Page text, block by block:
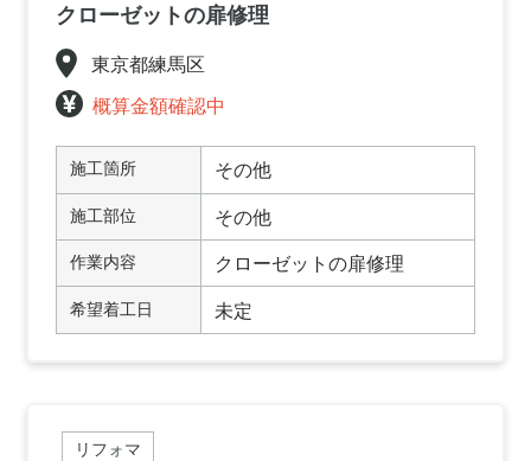
クローゼットの扉修理
東京都練馬区
概算金額確認中
施工箇所 その他
施工部位 その他
作業内容 クローゼットの扉修理
希望着工日 未定
リフォマ